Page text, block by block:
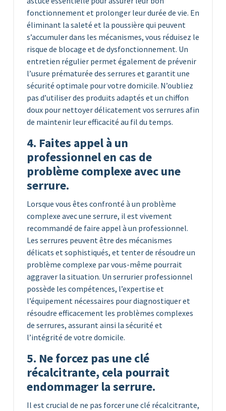
fonctionnement et prolonger leur durée de vie. En
éliminant la saleté et la poussière qui peuvent
s’accumuler dans les mécanismes, vous réduisez le
risque de blocage et de dysfonctionnement. Un
entretien régulier permet également de prévenir
l’usure prématurée des serrures et garantit une
sécurité optimale pour votre domicile. N’oubliez
pas d’utiliser des produits adaptés et un chiffon
doux pour nettoyer délicatement vos serrures afin
de maintenir leur efficacité au fil du temps.
4. Faites appel à un
professionnel en cas de
problème complexe avec une
serrure.
Lorsque vous êtes confronté à un problème
complexe avec une serrure, il est vivement
recommandé de faire appel à un professionnel.
Les serrures peuvent être des mécanismes
délicats et sophistiqués, et tenter de résoudre un
problème complexe par vous-même pourrait
aggraver la situation. Un serrurier professionnel
possède les compétences, l’expertise et
l’équipement nécessaires pour diagnostiquer et
résoudre efficacement les problèmes complexes
de serrures, assurant ainsi la sécurité et
l’intégrité de votre domicile.
5. Ne forcez pas une clé
récalcitrante, cela pourrait
endommager la serrure.
Il est crucial de ne pas forcer une clé récalcitrante,